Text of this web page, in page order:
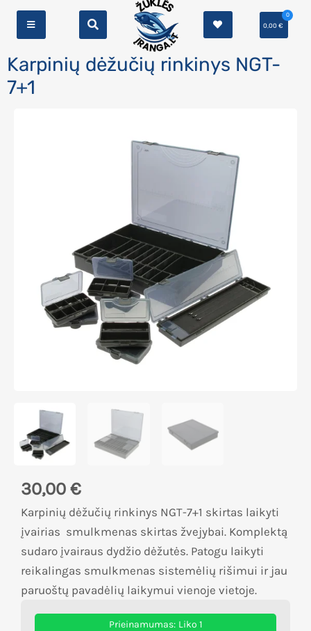
0,00€
0
Karpinių dėžučių rinkinys NGT-
7+1
30,00 €
Karpinių dėžučių rinkinys NGT-7+1 skirtas laikyti
įvairias smulkmenas skirtas žvejybai. Komplektą
sudaro įvairaus dydžio dėžutės. Patogu laikyti
reikalingas smulkmenas sistemėlių rišimui ir jau
paruoštų pavadėlių laikymui vienoje vietoje.
Prieinamumas: Liko 1